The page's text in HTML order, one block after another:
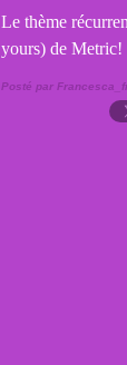
Le thème
yours) de Metric!
Posté par